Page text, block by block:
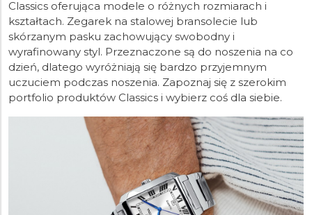
Classics oferująca modele o różnych rozmiarach i
kształtach. Zegarek na stalowej bransolecie lub
skórzanym pasku zachowujący swobodny i
wyrafinowany styl. Przeznaczone są do noszenia na co
dzień, dlatego wyróżniają się bardzo przyjemnym
uczuciem podczas noszenia. Zapoznaj się z szerokim
portfolio produktów Classics i wybierz coś dla siebie.